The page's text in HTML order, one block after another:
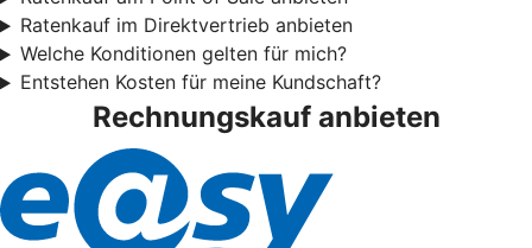
Ratenkauf im Direktvertrieb anbieten
Welche Konditionen gelten für mich?
Entstehen Kosten für meine Kundschaft?
Rechnungskauf anbieten